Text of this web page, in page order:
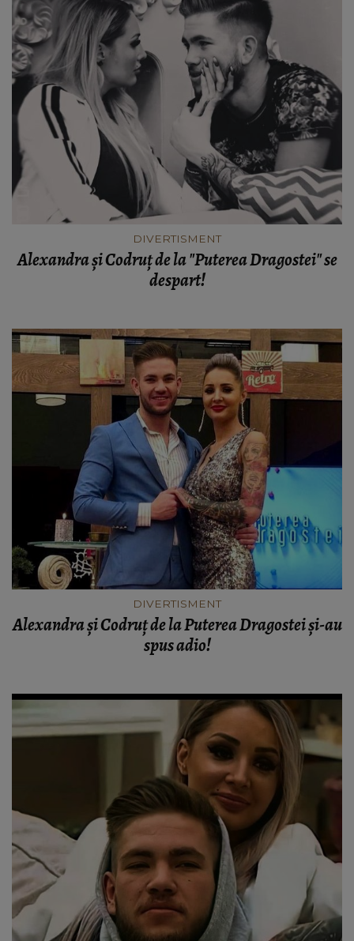
DIVERTISMENT
Alexandra și Codruț de la "Puterea Dragostei" se
despart!
DIVERTISMENT
Alexandra și Codruț de la Puterea Dragostei și-au
spus adio!